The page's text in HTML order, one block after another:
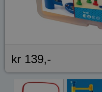
kr 139,-